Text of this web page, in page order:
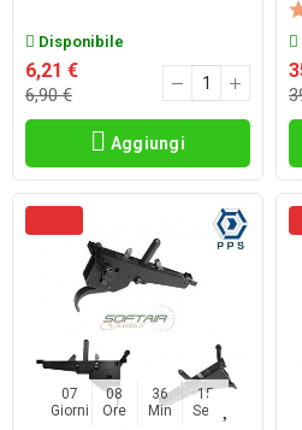
Disponibile
6,21 €
6,90 €
Aggiungi
07
Giorni
08
Ore
36
Min
14
Sec